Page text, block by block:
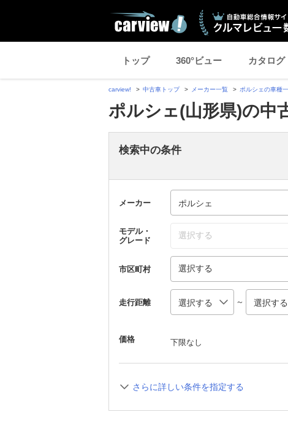
トップ 360°ビュー カタログ
carview! 中古車トップ メーカー一覧 ポルシェの車種
ポルシェ(山形県)の中
検索中の条件
メーカー
モデル・
グレード
選択する
市区町村 選択する
走行距離 ～
価格 下限なし
さらに詳しい条件を指定する